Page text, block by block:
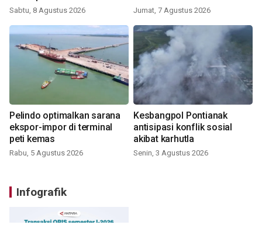
Sabtu, 8 Agustus 2026 Jumat, 7 Agustus 2026
Pelindo optimalkan sarana
ekspor-impor di terminal
peti kemas
Rabu, 5 Agustus 2026
Kesbangpol Pontianak
antisipasi konflik sosial
akibat karhutla
Senin, 3 Agustus 2026
Infografik